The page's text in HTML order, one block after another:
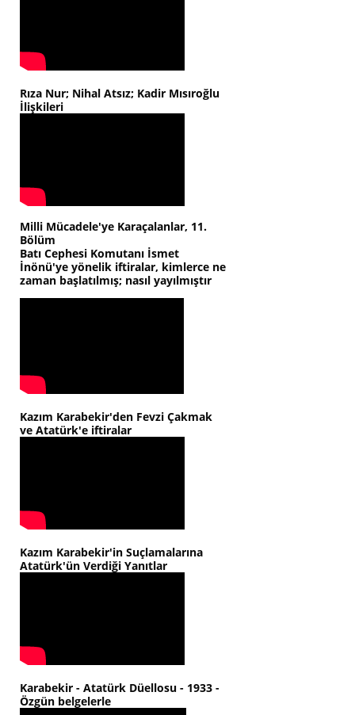
Rıza Nur; Nihal Atsız; Kadir Mısıroğlu
İlişkileri
Milli Mücadele'ye Karaçalanlar, 11.
Bölüm
Batı Cephesi Komutanı İsmet
İnönü'ye yönelik iftiralar, kimlerce ne
zaman başlatılmış; nasıl yayılmıştır
Kazım Karabekir'den Fevzi Çakmak
ve Atatürk'e iftiralar
Kazım Karabekir'in Suçlamalarına
Atatürk'ün Verdiği Yanıtlar
Karabekir - Atatürk Düellosu - 1933 -
Özgün belgelerle